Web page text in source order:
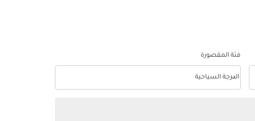
فئة المقصورة
فئة المقصورة option الدرجة السياحية Selected
الدرجة السياحية
keyboard_arrow_down